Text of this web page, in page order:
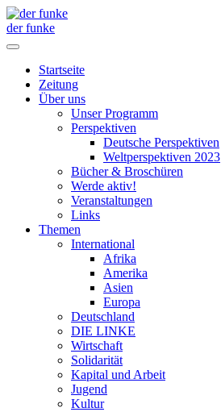
der funke
Startseite
Zeitung
Über uns
Unser Programm
Perspektiven
Deutsche Perspektiven
Weltperspektiven 2023
Bücher & Broschüren
Werde aktiv!
Veranstaltungen
Links
Themen
International
Afrika
Amerika
Asien
Europa
Deutschland
DIE LINKE
Wirtschaft
Solidarität
Kapital und Arbeit
Jugend
Kultur